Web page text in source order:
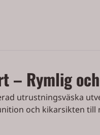
– Rymlig
utrustningsväska
och kikarsikten